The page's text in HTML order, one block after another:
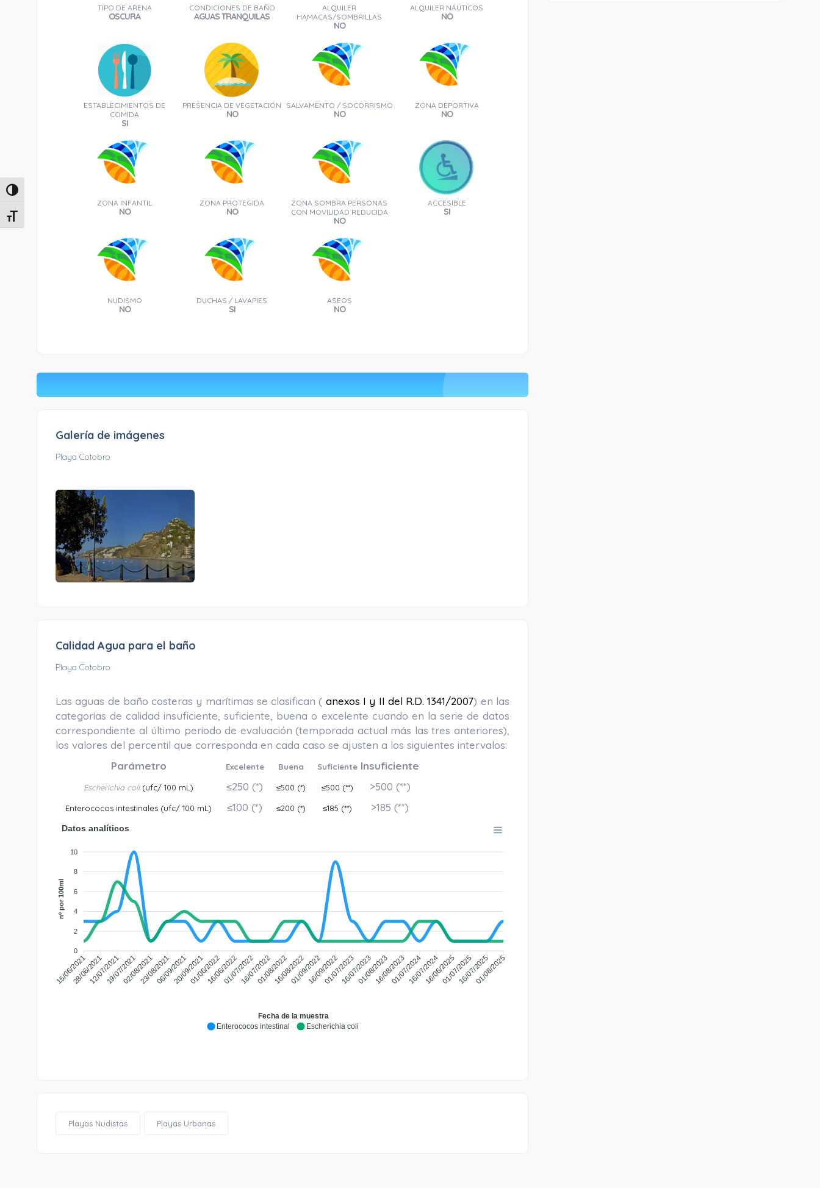
Alternar alto contraste
Alternar tamaño de letra
TIPO DE ARENA
OSCURA
CONDICIONES DE BAÑO
AGUAS TRANQUILAS
ALQUILER
HAMACAS/SOMBRILLAS
NO
ALQUILER NÁUTICOS
NO
ESTABLECIMIENTOS DE
COMIDA
SI
PRESENCIA DE VEGETACIÓN
NO
SALVAMENTO / SOCORRISMO
NO
ZONA DEPORTIVA
NO
ZONA INFANTIL
NO
ZONA PROTEGIDA
NO
ZONA SOMBRA PERSONAS
CON MOVILIDAD REDUCIDA
NO
ACCESIBLE
SI
NUDISMO
NO
DUCHAS / LAVAPIES
SI
ASEOS
NO
Galería de imágenes
Playa Cotobro
Calidad Agua para el baño
Playa Cotobro
Las aguas de baño costeras y marítimas se clasifican ( anexos I y II del R.D. 1341/2007) en las
categorías de calidad insuficiente, suficiente, buena o excelente cuando en la serie de datos
correspondiente al último periodo de evaluación (temporada actual más las tres anteriores),
los valores del percentil que corresponda en cada caso se ajusten a los siguientes intervalos:
Parámetro
Excelente Buena Suficiente Insuficiente
Escherichia coli (ufc/ 100 mL) ≤250 (*) ≤500 (*) ≤500 (**) >500 (**)
Enterococos intestinales (ufc/ 100 mL) ≤100 (*) ≤200 (*) ≤185 (**) >185 (**)
Datos analíticos
10
8
6
4
2
0
nº por 100ml
15/06/2021
28/06/202112/07/202119/07/202102/08/202123/08/202106/09/202120/09/202101/06/202216/06/202201/07/202216/07/202201/08/202216/08/202201/09/202216/09/202201/07/202316/07/202301/08/202316/08/202301/07/202416/07/202416/06/202501/07/202516/07/202501/08/2025
Fecha de la muestra
Enterococos intestinal
Escherichia coli
Playas Nudistas Playas Urbanas